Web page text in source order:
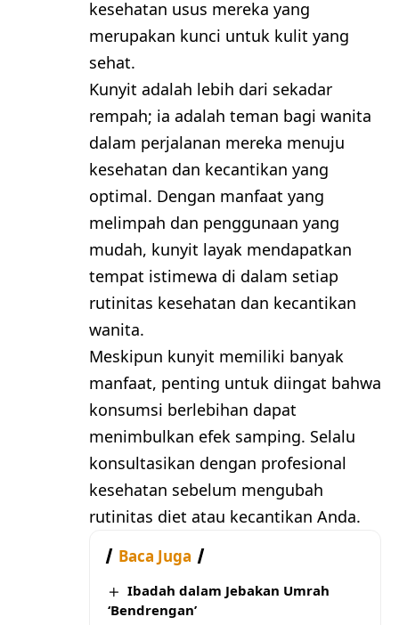
kesehatan usus mereka yang
merupakan kunci untuk kulit yang
sehat.
Kunyit adalah lebih dari sekadar
rempah; ia adalah teman bagi wanita
dalam perjalanan mereka menuju
kesehatan dan kecantikan yang
optimal. Dengan manfaat yang
melimpah dan penggunaan yang
mudah, kunyit layak mendapatkan
tempat istimewa di dalam setiap
rutinitas kesehatan dan kecantikan
wanita.
Meskipun kunyit memiliki banyak
manfaat, penting untuk diingat bahwa
konsumsi berlebihan dapat
menimbulkan efek samping. Selalu
konsultasikan dengan profesional
kesehatan sebelum mengubah
rutinitas diet atau kecantikan Anda.
Baca Juga
Ibadah dalam Jebakan Umrah
‘Bendrengan’